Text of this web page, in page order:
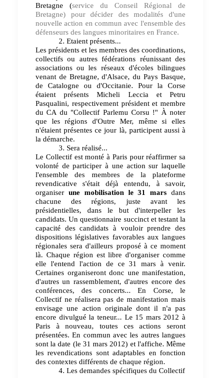
Bretagne (service du Conseil Régional de
Bretagne) pour décider des modalités d'une
nouvelle action en commun avec l'ensemble des
défenseurs des langues minoritaires en France.
2. Etaient présents...
Les présidents et les membres des coordinations,
collectifs ou autres fédérations réunissant des
associations ou les réseaux d'écoles bilingues
venant de Bretagne, d'Alsace, du Pays Basque,
de Catalogne ou d'Occitanie. Pour la Corse
étaient présents Micheli Leccia et Petru
Pasqualini, respectivement président et membre
du CA du "Collectif Parlemu Corsu !" À noter
que les régions d'Outre Mer, même si elles
n'étaient présentes ce jour là, participent aussi à
la démarche.
3. Sera réalisé...
Le Collectif est monté à Paris pour réaffirmer sa
volonté de participer à une action sur laquelle
l'ensemble des membres de la plateforme
revendicative s'était déjà entendu, à savoir,
organiser une mobilisation le 31 mars dans
chacune des régions, juste avant les
présidentielles, dans le but d'interpeller les
candidats. Un questionnaire succinct et testant la
capacité des candidats à vouloir prendre des
dispositions législatives favorables aux langues
régionales sera d'ailleurs proposé à ce moment
là. Chaque région est libre d'organiser comme
elle l'entend l'action de ce 31 mars à venir.
Certaines organiseront donc une manifestation,
d'autres un rassemblement, d'autres encore des
conférences, des concerts... En Corse, le
Collectif ne réalisera pas de manifestation mais
envisage une action originale dont il n'a pas
encore divulgué la teneur... Le 15 mars 2012 à
Paris à nouveau, toutes ces actions seront
présentées. En commun avec les autres langues
sont la date (le 31 mars 2012) et l'affiche. Même
les revendications sont adaptables en fonction
des contextes différents de chaque région.
4. Les demandes spécifiques du Collectif